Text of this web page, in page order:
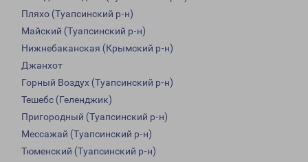
Пляхо (Туапсинский р-н)
Майский (Туапсинский р-н)
Нижнебаканская (Крымский р-н)
Джанхот
Горный Воздух (Туапсинский р-н)
Тешебс (Геленджик)
Пригородный (Туапсинский р-н)
Мессажай (Туапсинский р-н)
Тюменский (Туапсинский р-н)